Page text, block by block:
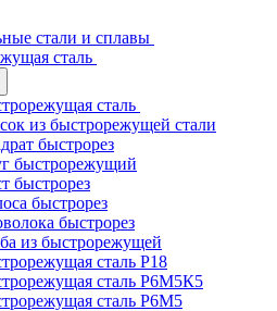
стали и сплавы
сталь
сталь
из быстрорежущей стали
быстрорез
быстрорежущий
быстрорез
быстрорез
быстрорез
из быстрорежущей
сталь Р18
сталь Р6М5К5
сталь Р6М5